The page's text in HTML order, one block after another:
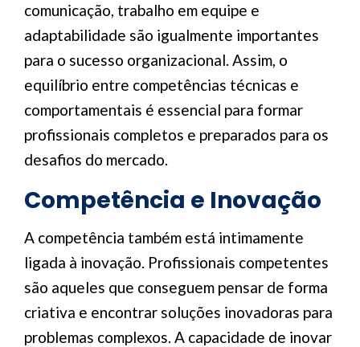
comunicação, trabalho em equipe e
adaptabilidade são igualmente importantes
para o sucesso organizacional. Assim, o
equilíbrio entre competências técnicas e
comportamentais é essencial para formar
profissionais completos e preparados para os
desafios do mercado.
Competência e Inovação
A competência também está intimamente
ligada à inovação. Profissionais competentes
são aqueles que conseguem pensar de forma
criativa e encontrar soluções inovadoras para
problemas complexos. A capacidade de inovar